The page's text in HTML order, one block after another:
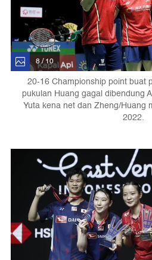
8 / 10
20-16 Championship point buat
pukulan Huang gagal dibendung
Yuta kena net dan Zheng/Huang
2022.